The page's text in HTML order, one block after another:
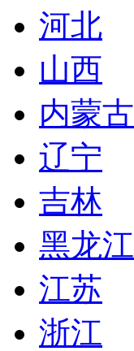
河北
山西
内蒙古
辽宁
吉林
黑龙江
江苏
浙江